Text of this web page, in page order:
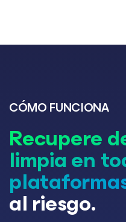
CÓMO FUNCIONA
Recupere
limpia en
al riesgo.